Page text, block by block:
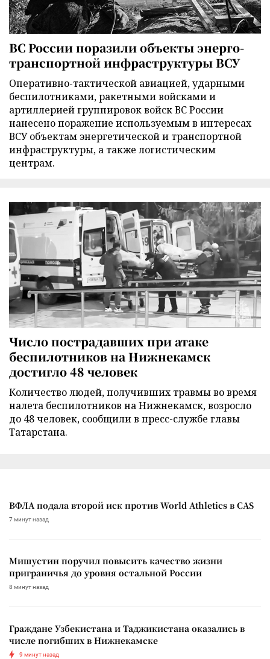
ВС России поразили объекты энерго-
транспортной инфраструктуры ВСУ
Оперативно-тактической авиацией, ударными
беспилотниками, ракетными войсками и
артиллерией группировок войск ВС России
нанесено поражение используемым в интересах
ВСУ объектам энергетической и транспортной
инфраструктуры, а также логистическим
центрам.
Число пострадавших при атаке
беспилотников на Нижнекамск
достигло 48 человек
Количество людей, получивших травмы во время
налета беспилотников на Нижнекамск, возросло
до 48 человек, сообщили в пресс-службе главы
Татарстана.
ВФЛА подала второй иск против World Athletics в CAS
7 минут назад
Мишустин поручил повысить качество жизни
приграничья до уровня остальной России
8 минут назад
Граждане Узбекистана и Таджикистана оказались в
числе погибших в Нижнекамске
9 минут назад